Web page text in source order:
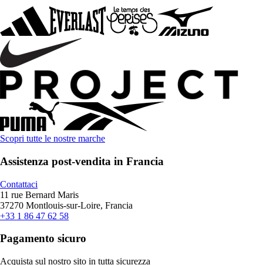
Scopri tutte le nostre marche
Assistenza post-vendita in Francia
Contattaci
11 rue Bernard Maris
37270 Montlouis-sur-Loire, Francia
+33 1 86 47 62 58
Pagamento sicuro
Acquista sul nostro sito in tutta sicurezza